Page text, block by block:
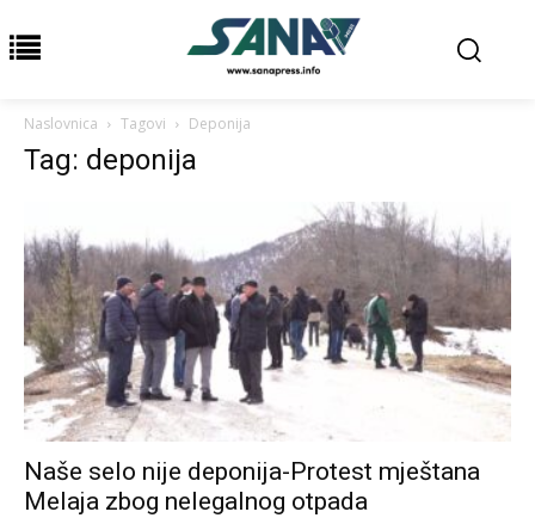
Naslovnica Tagovi Deponija
Tag: deponija
Naše selo nije deponija-Protest mještana
Melaja zbog nelegalnog otpada